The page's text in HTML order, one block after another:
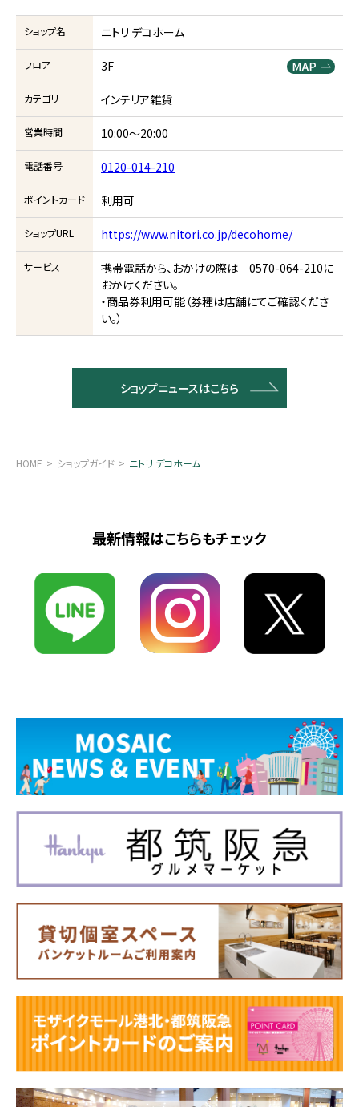
ショップ名 ニトリ デコホーム
フロア 3F
カテゴリ インテリア雑貨
営業時間 10:00～20:00
電話番号 0120-014-210
ポイントカード 利用可
ショップURL https://www.nitori.co.jp/decohome/
サービス
携帯電話から、おかけの際は 0570-064-210に
おかけください。
・商品券利用可能（券種は店舗にてご確認くださ
い。）
ショップニュースはこちら
HOME ショップガイド ニトリ デコホーム
最新情報はこちらもチェック